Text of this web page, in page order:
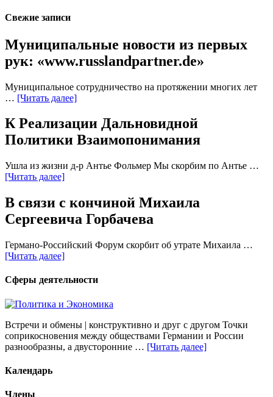
Свежие записи
Муниципальные новости из первых
рук: «www.russlandpartner.de»
Муниципальное сотрудничество на протяжении многих лет
… [Читать далее]
К Реализации Дальновидной
Политики Взаимопонимания
Ушла из жизни д-р Антье Фольмер Мы скорбим по Антье …
[Читать далее]
В связи с кончиной Михаила
Сергеевича Горбачева
Германо-Российский Форум скорбит об утрате Михаила …
[Читать далее]
Сферы деятельности
Встречи и обмены | конструктивно и друг с другом Точки
соприкосновения между обществами Германии и России
разнообразны, а двусторонние … [Читать далее]
Календарь
Члены